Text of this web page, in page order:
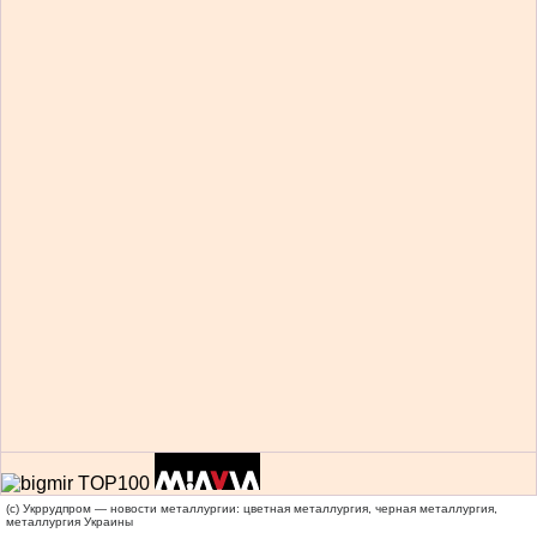
(c) Укррудпром — новости металлургии: цветная металлургия, черная металлургия,
металлургия Украины